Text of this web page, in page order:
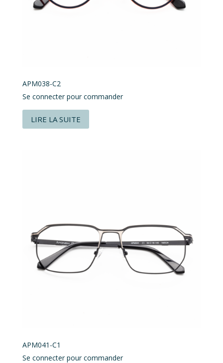
APM038-C2
Se connecter pour commander
LIRE LA SUITE
APM041-C1
Se connecter pour commander